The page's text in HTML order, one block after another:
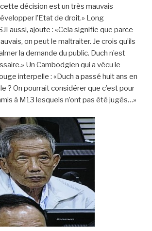
décision est un très mauvais
l’Etat de droit.» Long
aussi, ajoute : «Cela signifie que parce
on peut le maltraiter. Je crois qu’ils
la demande du public. Duch n’est
Un Cambodgien qui a vécu le
interpelle : «Duch a passé huit ans en
? On pourrait considérer que c’est pour
à M13 lesquels n’ont pas été jugés…»